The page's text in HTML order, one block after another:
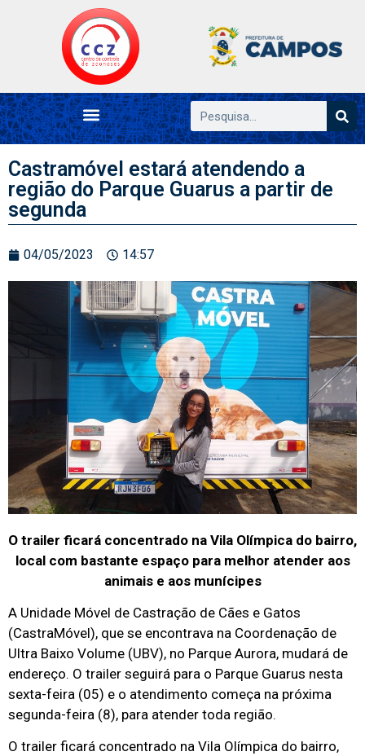
Castramóvel estará atendendo a
região do Parque Guarus a partir de
segunda
04/05/2023 14:57
O trailer ficará concentrado na Vila Olímpica do bairro,
local com bastante espaço para melhor atender aos
animais e aos munícipes
A Unidade Móvel de Castração de Cães e Gatos
(CastraMóvel), que se encontrava na Coordenação de
Ultra Baixo Volume (UBV), no Parque Aurora, mudará de
endereço. O trailer seguirá para o Parque Guarus nesta
sexta-feira (05) e o atendimento começa na próxima
segunda-feira (8), para atender toda região.
O trailer ficará concentrado na Vila Olímpica do bairro,